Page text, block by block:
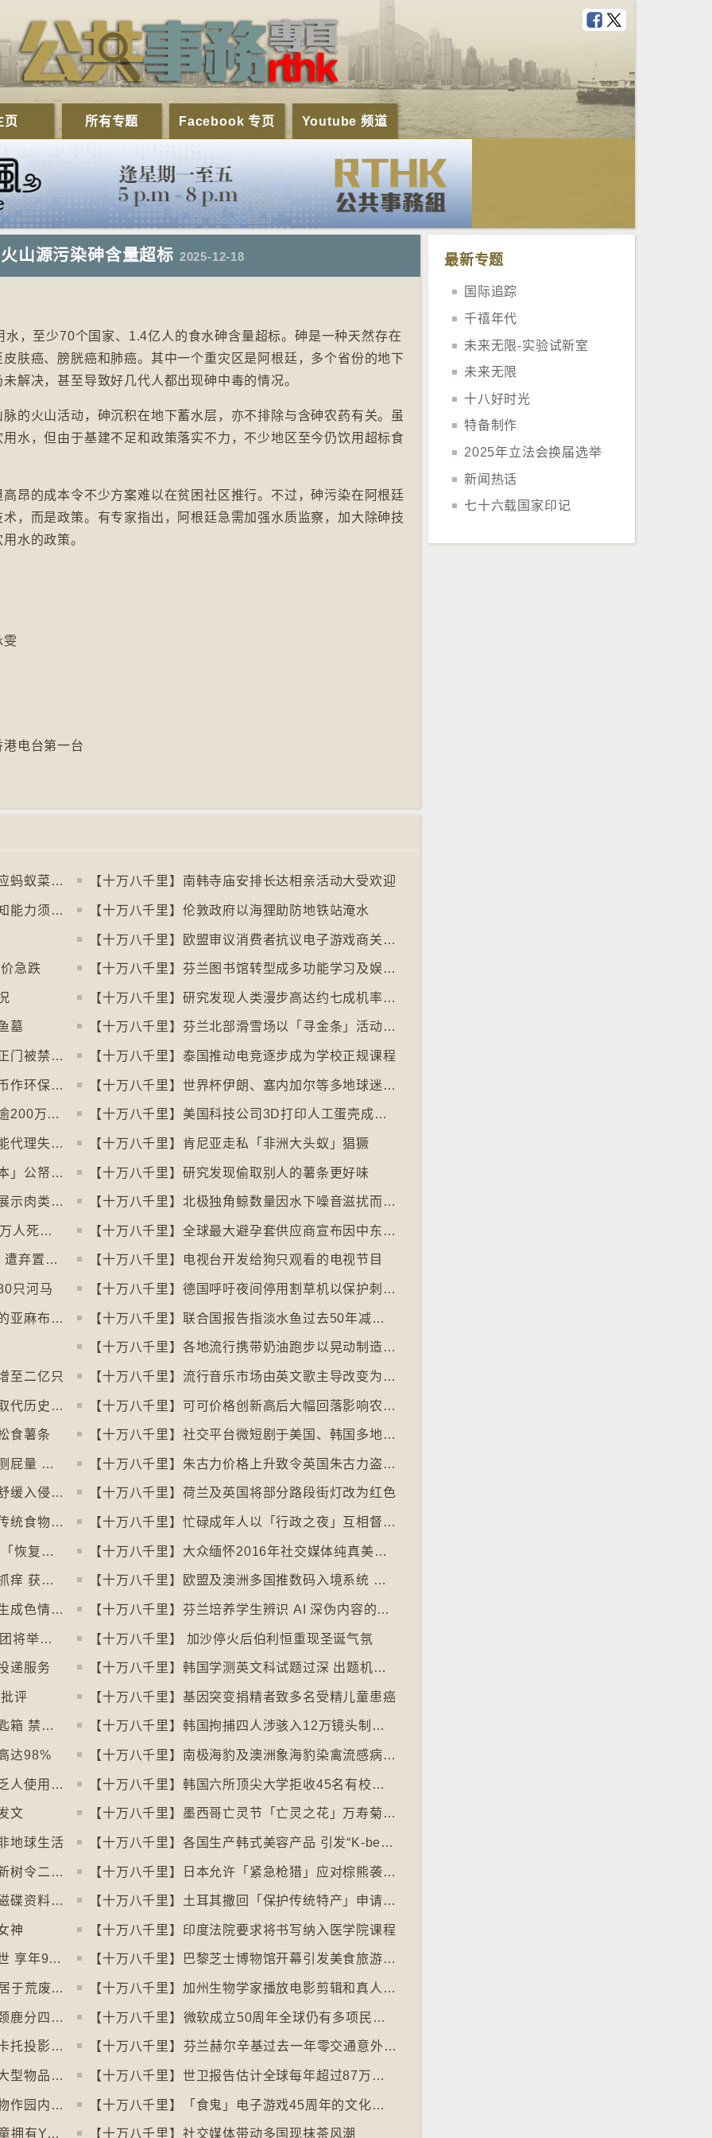
页 所有专题 Facebook 专页 Youtube 频道
山源污染砷含量超标 2025-12-18
，至少70个国家、1.4亿人的食水砷含量超标。砷是一种天然存在
肤癌、膀胱癌和肺癌。其中一个重灾区是阿根廷，多个省份的地下
解决，甚至导致好几代人都出现砷中毒的情况。
的火山活动，砷沉积在地下蓄水层，亦不排除与含砷农药有关。虽
水，但由于基建不足和政策落实不力，不少地区至今仍饮用超标食
昂的成本令不少方案难以在贫困社区推行。不过，砷污染在阿根廷
，而是政策。有专家指出，阿根廷急需加强水质监察，加大除砷技
水的政策。
雯
电台第一台
【十万八千里】米芝莲两星餐厅东主涉供应蚂蚁菜式 检方求囚一年 【十万八千里】南韩寺庙安排长达相亲活动大受欢迎
【十万八千里】阿根廷法庭宣判金鱼有感知能力须从寿司店移走 【十万八千里】伦敦政府以海狸助防地铁站淹水
【十万八千里】欧盟审议消费者抗议电子游戏商关闭伺服器
急跌 【十万八千里】芬兰图书馆转型成多功能学习及娱乐中心
【十万八千里】研究发现人类漫步高达约七成机率「逆时针」行走
墓 【十万八千里】芬兰北部滑雪场以「寻金条」活动吸引游客
【十万八千里】美加边境跨国图书馆美国正门被禁另开「加拿大」门 【十万八千里】泰国推动电竞逐步成为学校正规课程
【十万八千里】德国巴伐利亚州以地区货币作环保金融工具 【十万八千里】世界杯伊朗、塞内加尔等多地球迷入境美国极有可能被拒绝入境
【十万八千里】印度以新电脑系统改卷致逾200万考生成绩或有出错 【十万八千里】美国科技公司3D打印人工蛋壳成功孵化小鸡
【十万八千里】纽约科技公司研究人工智能代理失控情况 【十万八千里】肯尼亚走私「非洲大头蚁」猖獗
【十万八千里】瑞典提出「从萤幕回归书本」公帑购买实体书 【十万八千里】研究发现偷取别人的薯条更好味
【十万八千里】阿姆斯特丹禁止公共空间展示肉类和化石燃料广告已促进碳中和 【十万八千里】北极独角鲸数量因水下噪音滋扰而减少
【十万八千里】联合国报告指出每年有84万人死于工作情况欠佳 【十万八千里】全球最大避孕套供应商宣布因中东战事涨价
【十万八千里】每年逾3万吨进口旧衣物 遭弃置于智利北部沙漠 【十万八千里】电视台开发给狗只观看的电视节目
只河马 【十万八千里】德国呼吁夜间停用割草机以保护刺猬等动物
【十万八千里】北爱尔兰复兴曾闻名于世的亚麻布产业 【十万八千里】联合国报告指淡水鱼过去50年减少逾八成
【十万八千里】各地流行携带奶油跑步以晃动制造新鲜牛油
至二亿只 【十万八千里】流行音乐市场由英文歌主导改变为多国语言歌曲
【十万八千里】英伦银行发新钞拟用动物取代历史人物 【十万八千里】可可价格创新高后大幅回落影响农民生计
食薯条 【十万八千里】社交平台微短剧于美国、韩国多地掀热潮
【十万八千里】美国研究发明智慧内裤监测屁量 以助改善消化系统 【十万八千里】朱古力价格上升致令英国朱古力盗窃案高升
【十万八千里】研究发现玩俄罗斯方块能舒缓入侵性创伤后遗症 【十万八千里】荷兰及英国将部分路段街灯改为红色
【十万八千里】意大利神秘美食组织保护传统食物、烹饪方法和菜肴 【十万八千里】忙碌成年人以「行政之夜」互相督促完成搁置私务
【十万八千里】愈多酒店浴室没门 掀民间「恢复浴室门」倡议运动 【十万八千里】大众缅怀2016年社交媒体纯真美好体验
【十万八千里】奥地利一母牛使用长柄刷抓痒 获科学家确定懂得使用工具 【十万八千里】欧盟及澳洲多国推数码入境系统 毋须护照盖章
【十万八千里】印尼及马来西亚禁用被拍生成色情影像的人工智能平台Grok 【十万八千里】芬兰培养学生辨识 AI 深伪内容的能力
【十万八千里】英国30多个五音不全合唱团将举行十周年志庆 【十万八千里】 加沙停火后伯利恒重现圣诞气氛
递服务 【十万八千里】韩国学测英文科试题过深 出题机构院长引咎辞职
评 【十万八千里】基因突变捐精者致多名受精儿童患癌
【十万八千里】米兰禁用街头自助入住锁匙箱 禁自助入住民宿 【十万八千里】韩国拘捕四人涉骇入12万镜头制色情内容
达98% 【十万八千里】南极海豹及澳洲象海豹染禽流感病毒恐扩散
【十万八千里】电子支付普及令多国硬币乏人使用甚至停产 【十万八千里】韩国六所顶尖大学拒收45名有校园暴力纪录者入学
文 【十万八千里】墨西哥亡灵节「亡灵之花」万寿菊失收
地球生活 【十万八千里】各国生产韩式美容产品 引发“K-beauty”定义讨论
【十万八千里】昆士兰热带雨林枯树多于新树令二氧化碳释出量多于吸收量 【十万八千里】日本允许「紧急枪猎」应对棕熊袭击人类事件急增
【十万八千里】剑桥大学启动计划将旧式磁碟资料存档 【十万八千里】土耳其撒回「保护传统特产」申请德国烤肉多样性获保护
神 【十万八千里】印度法院要求将书写纳入医学院课程
【十万八千里】「黑猩猩之母」珍古德逝世 享年91岁 【十万八千里】巴黎芝士博物馆开幕引发美食旅游热潮
【十万八千里】三名奥地利修女IG上发布居于荒废修道院情况结果广受欢迎 【十万八千里】加州生物学家播放电影剪辑和真人声音驱狼
【十万八千里】国际自然保育联盟确认长颈鹿分四个品种有助制订保育方案 【十万八千里】⁠微软成立50周年全球仍有多项民生系统沿用旧视窗系统
【十万八千里】非洲联盟支持争取停用麦卡托投影法地点 【十万八千里】⁠芬兰赫尔辛基过去一年零交通意外致死个案
【十万八千里】南韩连锁咖啡店禁顾客携大型物品以减少长期占位办公情况 【十万八千里】世卫报告估计全球每年超过87万死亡个案与孤独病有关
【十万八千里】丹麦动物园吁捐赠弃养宠物作园内动物食粮 【十万八千里】「食鬼」电子游戏45周年的文化现象
【十万八千里】⁠澳洲不容许十六岁以下儿童拥有YOUTUBE帐户 【十万八千里】社交媒体带动多国现抹茶风潮
最新专题
国际追踪
千禧年代
未来无限-实验试新室
未来无限
十八好时光
特备制作
2025年立法会换届选举
新闻热话
七十六载国家印记